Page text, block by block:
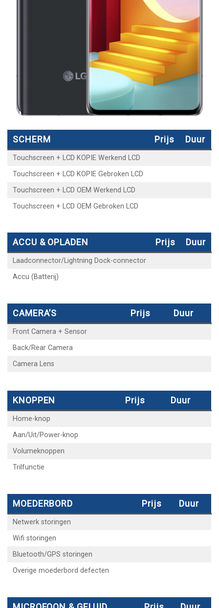
SCHERM Prijs Duur
Touchscreen + LCD KOPIE Werkend LCD
Touchscreen + LCD KOPIE Gebroken LCD
Touchscreen + LCD OEM Werkend LCD
Touchscreen + LCD OEM Gebroken LCD
ACCU & OPLADEN Prijs Duur
Laadconnector/Lightning Dock-connector
Accu (Batterij)
CAMERA’S Prijs Duur
Front Camera + Sensor
Back/Rear Camera
Camera Lens
KNOPPEN Prijs Duur
Home-knop
Aan/Uit/Power-knop
Volumeknoppen
Trilfunctie
MOEDERBORD Prijs Duur
Netwerk storingen
Wifi storingen
Bluetooth/GPS storingen
Overige moederbord defecten